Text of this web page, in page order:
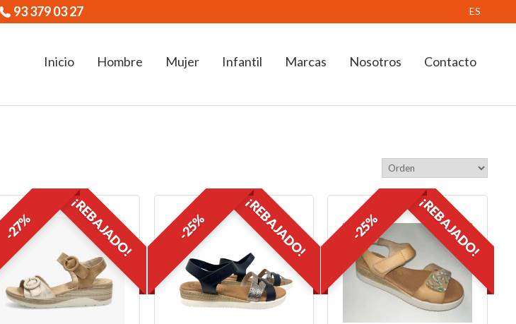
ES
93 379 03 27
Inicio Hombre Mujer Infantil Marcas Nosotros Contacto
¡REBAJADO!
-27% ¡REBAJADO!
-25% ¡REBAJADO!
-25%